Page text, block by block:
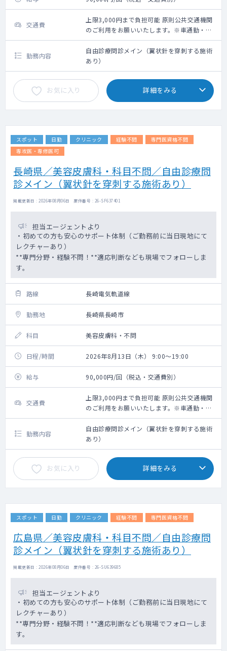
交通費
上限3,000円まで負担可能 原則公共交通機関
のご利用をお願いいたします。※車通勤・タ
クシー利用要相談
勤務内容
自由診療問診メイン（翼状針を穿刺する施術
あり）
お気に入り 詳細をみる
スポット 日勤 クリニック 経験不問
専門医資格不問
専攻医・専修医可
長崎県／美容皮膚科・科目不問／自由診療問
診メイン（翼状針を穿刺する施術あり）
掲載更新日 : 2026年08月06日 案件番号 : 26-SF637401
担当エージェントより
・初めての方も安心のサポート体制（ご勤務前に当日現地にて
レクチャーあり）
**専門分野・経験不問！**適応判断なども現場でフォローしま
す。
路線 長崎電気軌道線
勤務地 長崎県長崎市
科目 美容皮膚科・不問
日程/時間 2026年8月13日（木） 9:00～19:00
給与 90,000円/回（税込・交通費別）
交通費
上限3,000円まで負担可能 原則公共交通機関
のご利用をお願いいたします。※車通勤・タ
クシー利用要相談
勤務内容
自由診療問診メイン（翼状針を穿刺する施術
あり）
お気に入り 詳細をみる
スポット 日勤 クリニック 経験不問 専門医資格不問
広島県／美容皮膚科・科目不問／自由診療問
診メイン（翼状針を穿刺する施術あり）
掲載更新日 : 2026年08月06日 案件番号 : 26-SU639685
担当エージェントより
・初めての方も安心のサポート体制（ご勤務前に当日現地にて
レクチャーあり）
**専門分野・経験不問！**適応判断なども現場でフォローしま
す。